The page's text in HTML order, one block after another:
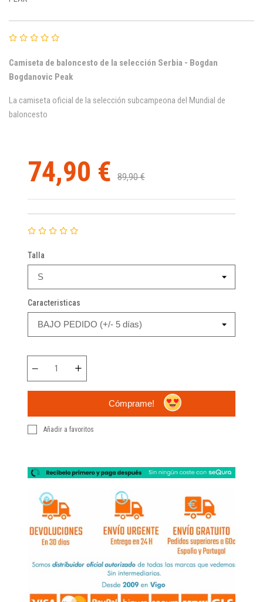
Camiseta de baloncesto de la selección Serbia - Bogdan
Bogdanovic Peak
La camiseta oficial de la selección subcampeona del Mundial de
baloncesto
74,90 € 89,90 €
Talla
Caracteristicas
Cómprame!
Añadir a favoritos